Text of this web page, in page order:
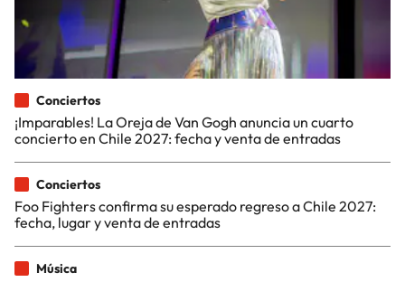
Conciertos
¡Imparables! La Oreja de Van Gogh anuncia un cuarto
concierto en Chile 2027: fecha y venta de entradas
Conciertos
Foo Fighters confirma su esperado regreso a Chile 2027:
fecha, lugar y venta de entradas
Música